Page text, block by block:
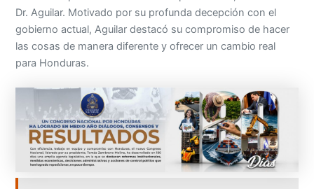
Dr. Aguilar. Motivado por su profunda decepción con el
gobierno actual, Aguilar destacó su compromiso de hacer
las cosas de manera diferente y ofrecer un cambio real
para Honduras.